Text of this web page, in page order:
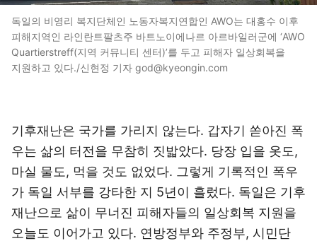
독일의 비영리 복지단체인 노동자복지연합인 AWO는 대홍수 이후
피해지역인 라인란트팔츠주 바트노이에나르 아르바일러군에 ‘AWO
Quartierstreff(지역 커뮤니티 센터)’를 두고 피해자 일상회복을
지원하고 있다./신현정 기자 god@kyeongin.com
기후재난은 국가를 가리지 않는다. 갑자기 쏟아진 폭
우는 삶의 터전을 무참히 짓밟았다. 당장 입을 옷도,
마실 물도, 먹을 것도 없었다. 그렇게 기록적인 폭우
가 독일 서부를 강타한 지 5년이 흘렀다. 독일은 기후
재난으로 삶이 무너진 피해자들의 일상회복 지원을
오늘도 이어가고 있다. 연방정부와 주정부, 시민단